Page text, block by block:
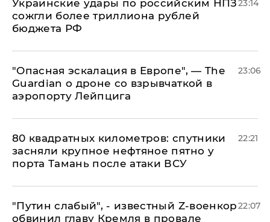
Украинские удары по российским НПЗ
сожгли более триллиона рублей
бюджета РФ
23:14
"Опасная эскалация в Европе", — The
Guardian о дроне со взрывчаткой в
аэропорту Лейпцига
23:06
80 квадратных километров: спутники
засняли крупное нефтяное пятно у
порта Тамань после атаки ВСУ
22:21
​"Путин слабый", - известный Z-военкор
обвинил главу Кремля в провале
22:07